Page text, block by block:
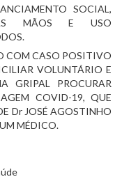
SOCIAL,
MÃOS E USO
COM CASO POSITIVO
VOLUNTÁRIO E
GRIPAL PROCURAR
COVID-19, QUE
Dr JOSÉ AGOSTINHO
MÉDICO.